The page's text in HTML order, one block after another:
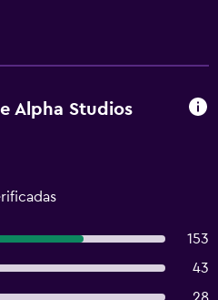
Alpha Studios
153
43